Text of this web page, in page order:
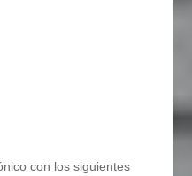
con los siguientes